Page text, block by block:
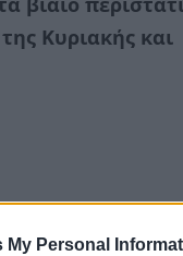
My Personal
Κυριακής και